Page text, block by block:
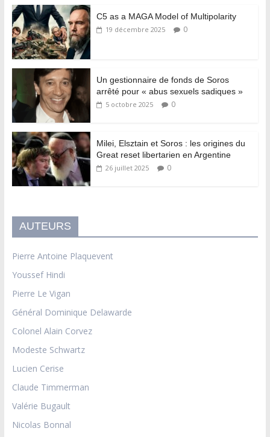
C5 as a MAGA Model of Multipolarity
19 décembre 2025 0
Un gestionnaire de fonds de Soros
arrêté pour « abus sexuels sadiques »
5 octobre 2025 0
Milei, Elsztain et Soros : les origines du
Great reset libertarien en Argentine
26 juillet 2025 0
AUTEURS
Pierre Antoine Plaquevent
Youssef Hindi
Pierre Le Vigan
Général Dominique Delawarde
Colonel Alain Corvez
Modeste Schwartz
Lucien Cerise
Claude Timmerman
Valérie Bugault
Nicolas Bonnal